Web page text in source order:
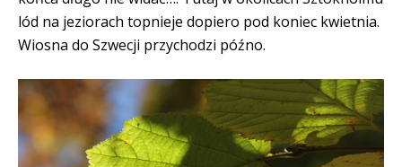
lód na jeziorach topnieje dopiero pod koniec kwietnia.
Wiosna do Szwecji przychodzi późno.